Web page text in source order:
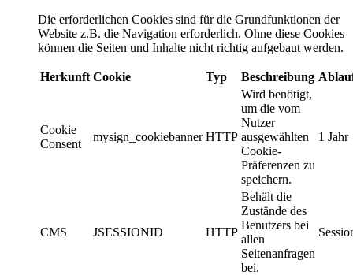
Die erforderlichen Cookies sind für die Grundfunktionen der
Website z.B. die Navigation erforderlich. Ohne diese Cookies
können die Seiten und Inhalte nicht richtig aufgebaut werden.
Herkunft Cookie Typ Beschreibung
Cookie
Consent
mysign_cookiebanner HTTP
Wird benötigt,
um die vom
Nutzer
ausgewählten
Cookie-
Präferenzen zu
speichern.
1 Jahr
CMS JSESSIONID HTTP
Behält die
Zustände des
Benutzers bei
allen
Seitenanfragen
bei.